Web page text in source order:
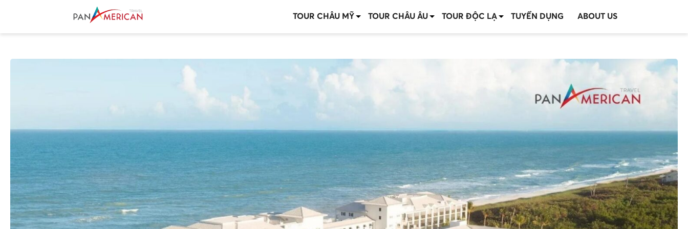
TOUR CHÂU MỸ TOUR CHÂU ÂU TOUR ĐỘC LẠ TUYỂN DỤNG ABOUT US